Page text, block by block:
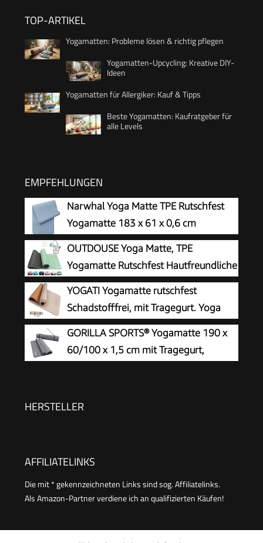
TOP-ARTIKEL
Yogamatten: Probleme lösen & richtig pflegen
Yogamatten-Upcycling: Kreative DIY-
Ideen
Yogamatten für Allergiker: Kauf & Tipps
Beste Yogamatten: Kaufratgeber für
alle Levels
EMPFEHLUNGEN
Narwhal Yoga Matte TPE Rutschfest
Yogamatte 183 x 61 x 0,6 cm
OUTDOUSE Yoga Matte, TPE
Yogamatte Rutschfest Hautfreundliche
Gymnastikmatte mit
Ausrichtungslinien Sportmatte Dicke 6mm,
Fitnessmatte Turnmatte Pilates Matte mit
Tragegurt 183x61cm
YOGATI Yogamatte rutschfest
Schadstofffrei, mit Tragegurt. Yoga
Matte mit Ausrichtungslinien. Ideal
Yogamatten als Gymnastikmatte, Sportmatte,
Fitnessmatte, Jogamatte - Yoga mat
GORILLA SPORTS® Yogamatte 190 x
60/100 x 1,5 cm mit Tragegurt,
HERSTELLER
AFFILIATELINKS
Die mit * gekennzeichneten Links sind sog. Affiliatelinks.
Als Amazon-Partner verdiene ich an qualifizierten Käufen!